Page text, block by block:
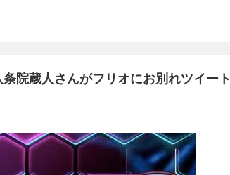
院蔵人さんがフリオにお別れツイート